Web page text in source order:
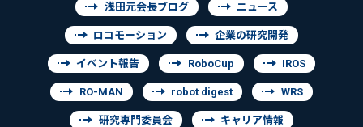
浅田元会長ブログ ニュース
ロコモーション 企業の研究開発
イベント報告 RoboCup IROS
RO-MAN robot digest WRS
研究専門委員会 キャリア情報